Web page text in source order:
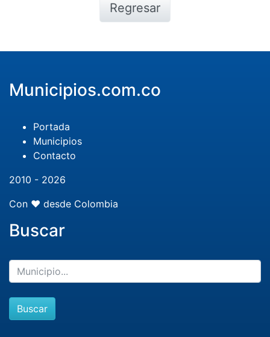
Regresar
Municipios.com.co
Portada
Municipios
Contacto
2010 - 2026
Con ❤️ desde Colombia
Buscar
Buscar